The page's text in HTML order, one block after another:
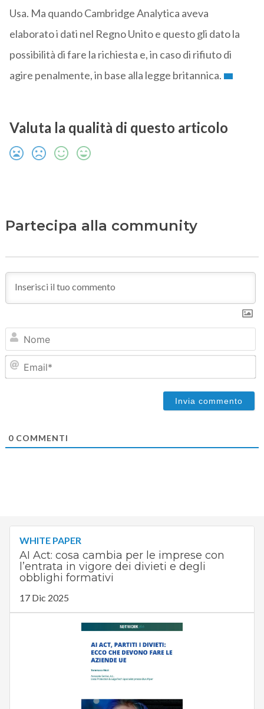
Usa. Ma quando Cambridge Analytica aveva
elaborato i dati nel Regno Unito e questo gli dato la
possibilità di fare la richiesta e, in caso di rifiuto di
agire penalmente, in base alla legge britannica.
Valuta la qualità di questo articolo
Partecipa alla community
0COMMENTI
WHITE PAPER
AI Act: cosa cambia per le imprese con
l’entrata in vigore dei divieti e degli
obblighi formativi
17 Dic 2025